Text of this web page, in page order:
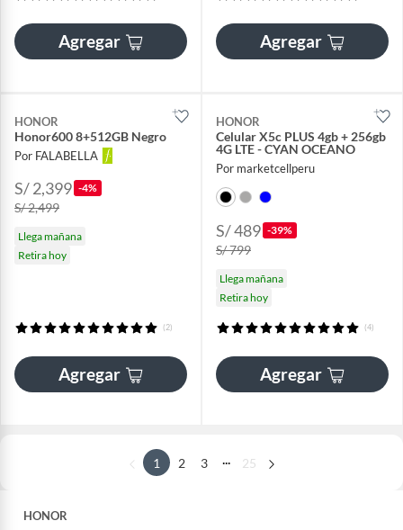
Agregar Agregar
HONOR
Honor600 8+512GB Negro
Por FALABELLA
S/ 2,399 -4%
S/ 2,499
Llega mañana
Retira hoy
(2)
Agregar
HONOR
Celular X5c PLUS 4gb + 256gb
4G LTE - CYAN OCEANO
Por marketcellperu
S/ 489 -39%
S/ 799
Llega mañana
Retira hoy
(4)
Agregar
1 2 3 25
HONOR